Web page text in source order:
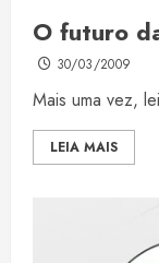
O futuro
30/03/2009
Mais uma vez,
LEIA MAIS